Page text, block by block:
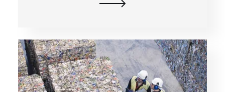
Verbesserung der Effizienz der